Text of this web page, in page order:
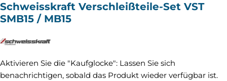
Schweisskraft Verschleißteile-Set VST
SMB15 / MB15
Aktivieren Sie die "Kaufglocke": Lassen Sie sich
benachrichtigen, sobald das Produkt wieder verfügbar ist.